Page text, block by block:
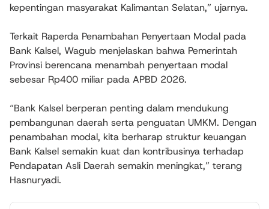
kepentingan masyarakat Kalimantan Selatan,” ujarnya.
Terkait Raperda Penambahan Penyertaan Modal pada
Bank Kalsel, Wagub menjelaskan bahwa Pemerintah
Provinsi berencana menambah penyertaan modal
sebesar Rp400 miliar pada APBD 2026.
“Bank Kalsel berperan penting dalam mendukung
pembangunan daerah serta penguatan UMKM. Dengan
penambahan modal, kita berharap struktur keuangan
Bank Kalsel semakin kuat dan kontribusinya terhadap
Pendapatan Asli Daerah semakin meningkat,” terang
Hasnuryadi.